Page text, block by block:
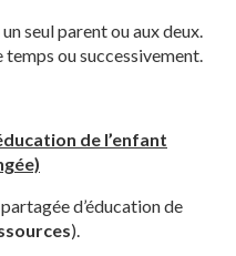
seul parent ou aux deux.
ou successivement.
de l’enfant
d’éducation de
).